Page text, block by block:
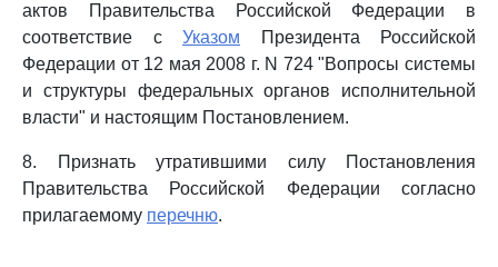
актов Правительства Российской Федерации в
соответствие с Указом Президента Российской
Федерации от 12 мая 2008 г. N 724 "Вопросы системы
и структуры федеральных органов исполнительной
власти" и настоящим Постановлением.
8. Признать утратившими силу Постановления
Правительства Российской Федерации согласно
прилагаемому перечню.